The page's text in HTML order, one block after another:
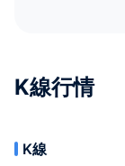
K線行情
K線